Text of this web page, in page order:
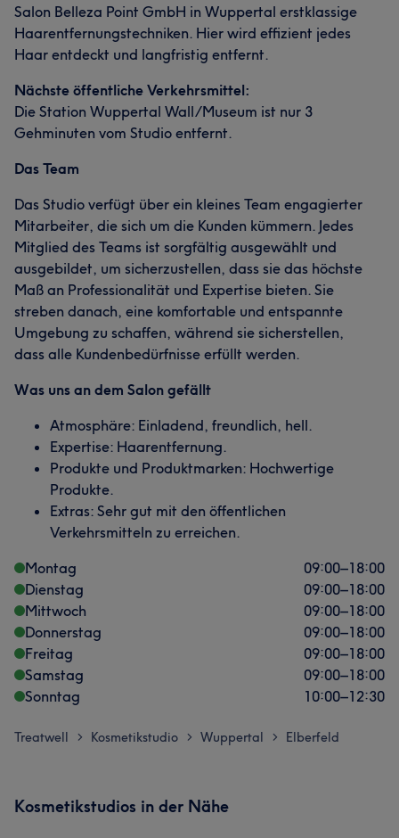
Salon Belleza Point GmbH in Wuppertal erstklassige
Haarentfernungstechniken. Hier wird effizient jedes
Haar entdeckt und langfristig entfernt.
Nächste öffentliche Verkehrsmittel:
Die Station Wuppertal Wall/Museum ist nur 3
Gehminuten vom Studio entfernt.
Das Team
Das Studio verfügt über ein kleines Team engagierter
Mitarbeiter, die sich um die Kunden kümmern. Jedes
Mitglied des Teams ist sorgfältig ausgewählt und
ausgebildet, um sicherzustellen, dass sie das höchste
Maß an Professionalität und Expertise bieten. Sie
streben danach, eine komfortable und entspannte
Umgebung zu schaffen, während sie sicherstellen,
dass alle Kundenbedürfnisse erfüllt werden.
Was uns an dem Salon gefällt
Atmosphäre: Einladend, freundlich, hell.
Expertise: Haarentfernung.
Produkte und Produktmarken: Hochwertige
Produkte.
Extras: Sehr gut mit den öffentlichen
Verkehrsmitteln zu erreichen.
Montag
09:00–18:00
Dienstag
09:00–18:00
Mittwoch
09:00–18:00
Donnerstag
09:00–18:00
Freitag
09:00–18:00
Samstag
09:00–18:00
Sonntag
10:00–12:30
Treatwell > Kosmetikstudio > Wuppertal > Elberfeld
Kosmetikstudios in der Nähe